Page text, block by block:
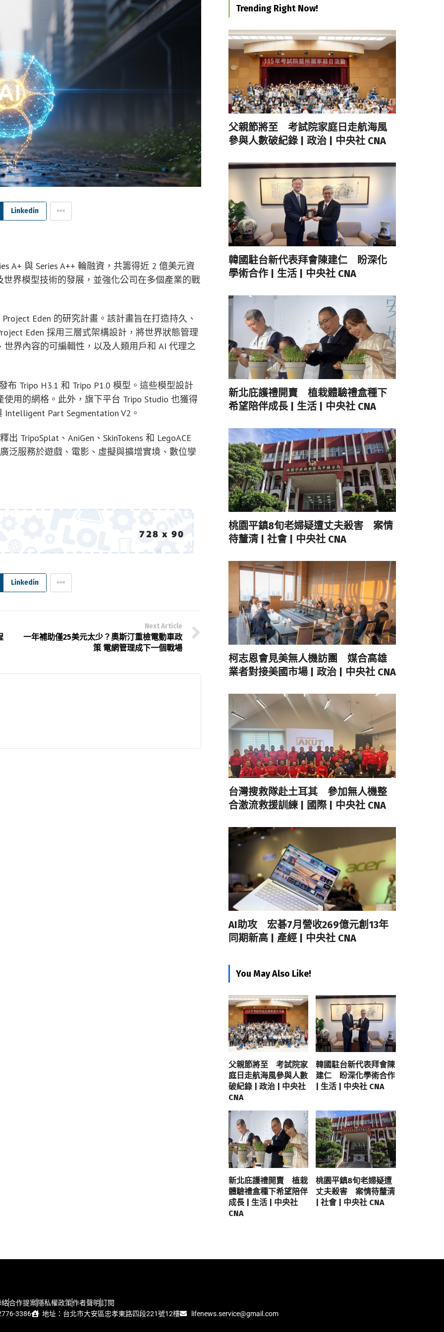
Linkedin
A+ 與 Series A++ 輪融資，共籌得近 2 億美元資
界模型技術的發展，並強化公司在多個產業的戰
Eden 的研究計畫。該計畫旨在打造持久、
Eden 採用三層式架構設計，將世界狀態管理
界內容的可編輯性，以及人類用戶和 AI 代理之
布 Tripo H3.1 和 Tripo P1.0 模型。這些模型設計
用的網格。此外，旗下平台 Tripo Studio 也獲得
Part Segmentation V2。
TripoSplat、AniGen、SkinTokens 和 LegoACE
泛服務於遊戲、電影、虛擬與擴增實境、數位孿
Linkedin
Next Article
一年補助僅25美元太少？奧斯汀重檢電動車政
策 電網管理成下一個戰場
Trending Right Now!
父親節將至 考試院家庭日走航海風
參與人數破紀錄 | 政治 | 中央社 CNA
韓國駐台新代表拜會陳建仁 盼深化
學術合作 | 生活 | 中央社 CNA
新北庇護禮開賣 植栽體驗禮盒種下
希望陪伴成長 | 生活 | 中央社 CNA
桃園平鎮8旬老婦疑遭丈夫殺害 案情
待釐清 | 社會 | 中央社 CNA
柯志恩會見美無人機訪團 媒合高雄
業者對接美國市場 | 政治 | 中央社 CNA
台灣搜救隊赴土耳其 參加無人機整
合激流救援訓練 | 國際 | 中央社 CNA
AI助攻 宏碁7月營收269億元創13年
同期新高 | 產經 | 中央社 CNA
You May Also Like!
父親節將至 考試院家
庭日走航海風參與人數
破紀錄 | 政治 | 中央社
CNA
韓國駐台新代表拜會陳
建仁 盼深化學術合作
| 生活 | 中央社 CNA
新北庇護禮開賣 植栽
體驗禮盒種下希望陪伴
成長 | 生活 | 中央社
CNA
桃園平鎮8旬老婦疑遭
丈夫殺害 案情待釐清
| 社會 | 中央社 CNA
絡合作提案隱私權政策作者聲明訂閱
3386
地址：台北市大安區忠孝東路四段221號12樓 lifenews.service@gmail.com